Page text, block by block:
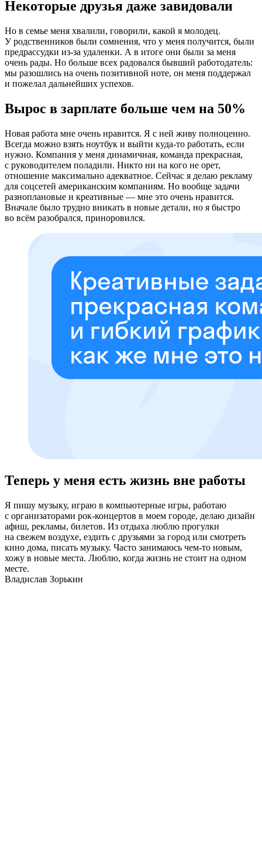
Некоторые друзья даже завидовали
Но в семье меня хвалили, говорили, какой я молодец.
У родственников были сомнения, что у меня получится, были
предрассудки из-за удаленки. А в итоге они были за меня
очень рады. Но больше всех радовался бывший работодатель:
мы разошлись на очень позитивной ноте, он меня поддержал
и пожелал дальнейших успехов.
Вырос в зарплате больше чем на 50%
Новая работа мне очень нравится. Я с ней живу полноценно.
Всегда можно взять ноутбук и выйти куда-то работать, если
нужно. Компания у меня динамичная, команда прекрасная,
с руководителем поладили. Никто ни на кого не орет,
отношение максимально адекватное. Сейчас я делаю рекламу
для соцсетей американским компаниям. Но вообще задачи
разноплановые и креативные — мне это очень нравится.
Вначале было трудно вникать в новые детали, но я быстро
во всём разобрался, приноровился.
Теперь у меня есть жизнь вне работы
Я пишу музыку, играю в компьютерные игры, работаю
с организаторами рок-концертов в моем городе, делаю дизайн
афиш, рекламы, билетов. Из отдыха люблю прогулки
на свежем воздухе, ездить с друзьями за город или смотреть
кино дома, писать музыку. Часто занимаюсь чем-то новым,
хожу в новые места. Люблю, когда жизнь не стоит на одном
месте.
Владислав Зорькин